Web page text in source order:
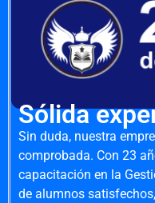
Sólida
Sin duda, nuestra
comprobada. Con 23
capacitación en la
de alumnos